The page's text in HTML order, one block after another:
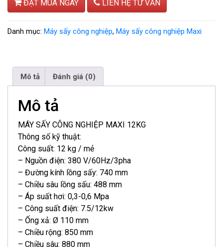
ĐẶT MUA NGAY LIÊN HỆ TƯ VẤN
Danh mục: Máy sấy công nghiệp, Máy sấy công nghiệp Maxi
Mô tả Đánh giá (0)
Mô tả
MÁY SẤY CÔNG NGHIỆP MAXI 12KG
Thông số kỹ thuật:
Công suất: 12 kg / mẻ
– Nguồn điện: 380 V/60Hz/3pha
– Đường kính lồng sấy: 740 mm
– Chiều sâu lồng sấu: 488 mm
– Áp suất hơi: 0,3-0,6 Mpa
– Công suất điện: 7.5/12kw
– Ống xả: Ø 110 mm
– Chiều rộng: 850 mm
– Chiều sâu: 880 mm